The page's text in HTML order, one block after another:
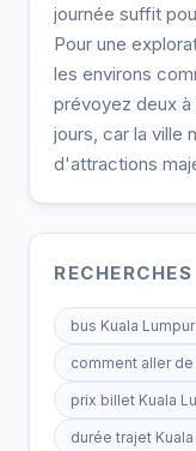
journée suffit
Pour une
les environs
prévoyez deux
jours, car la ville
d'attractions
bus Kuala Lumpur
comment aller de
prix billet Kuala
durée trajet